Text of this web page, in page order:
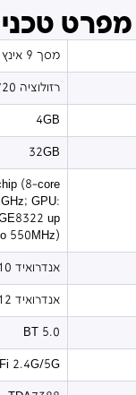
מפרט טכני
מסך 9 אינץ
רזולוציה 720*1280
4GB
32GB
(8-core
GPU:
up
550MHz)
אנדרואיד 10 (2GB+32GB)
אנדרואיד 12
BT 5.0
2.4G/5G